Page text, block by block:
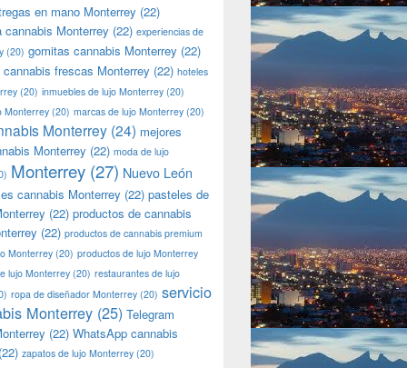
en mano Monterrey (22)
cannabis Monterrey (22) experiencias de
(20) gomitas cannabis Monterrey (22)
frescas Monterrey (22) hoteles
(20) inmuebles de lujo Monterrey (20)
Monterrey (20) marcas de lujo Monterrey (20)
Monterrey (24) mejores
Monterrey (22) moda de lujo
Monterrey (27) Nuevo León
cannabis Monterrey (22) pasteles de
(22) productos de cannabis
(22) productos de cannabis premium
Monterrey(20) productos de lujo Monterrey
lujo Monterrey (20) restaurantes de lujo
ropa de diseñador Monterrey (20) servicio
Monterrey (25) Telegram
(22) WhatsApp cannabis
(22) zapatos de lujo Monterrey (20)